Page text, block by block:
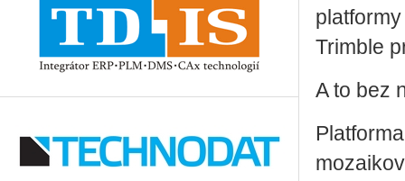
Trim­ble
A to bez